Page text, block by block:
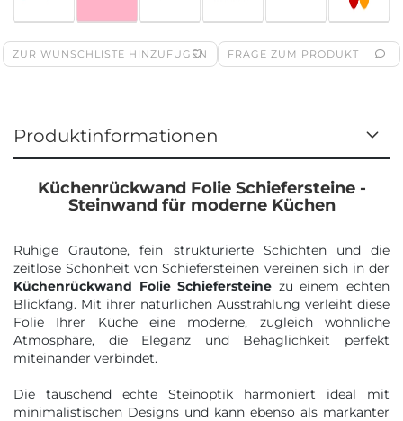
ZUR WUNSCHLISTE HINZUFÜGEN FRAGE ZUM PRODUKT
Produktinformationen
Küchenrückwand Folie Schiefersteine -
Steinwand für moderne Küchen
Ruhige Grautöne, fein strukturierte Schichten und die
zeitlose Schönheit von Schiefersteinen vereinen sich in der
Küchenrückwand Folie Schiefersteine zu einem echten
Blickfang. Mit ihrer natürlichen Ausstrahlung verleiht diese
Folie Ihrer Küche eine moderne, zugleich wohnliche
Atmosphäre, die Eleganz und Behaglichkeit perfekt
miteinander verbindet.
Die täuschend echte Steinoptik harmoniert ideal mit
minimalistischen Designs und kann ebenso als markanter